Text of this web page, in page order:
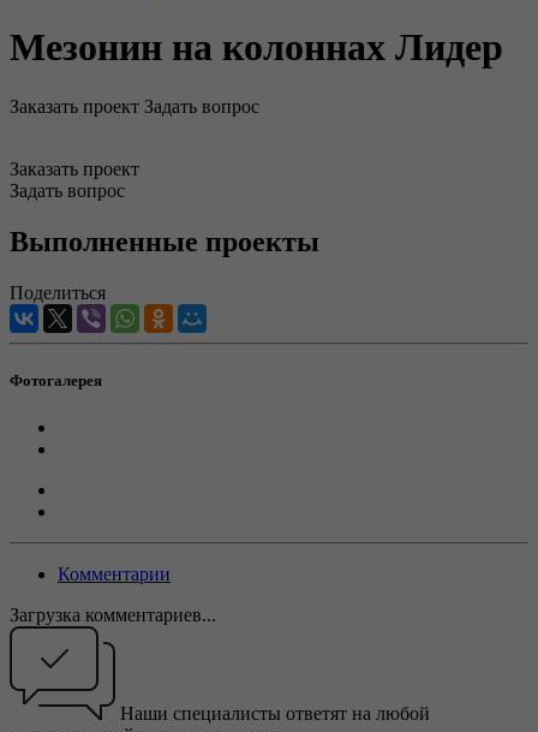
Мезонин на колоннах Лидер
Заказать проект Задать вопрос
Заказать проект
Задать вопрос
Выполненные проекты
Поделиться
Фотогалерея
Комментарии
Загрузка комментариев...
Наши специалисты ответят на любой